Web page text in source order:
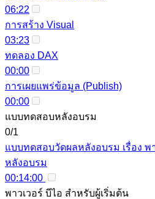
06:22
การสร้าง Visual
03:23
ทดลอง DAX
00:00
การเผยแพร่ข้อมูล (Publish)
00:00
แบบทดสอบหลังอบรม
0/1
แบบทดสอบวัดผลหลังอบรม เรื่อง พ
หลังอบรม
00:14:00
พาวเวอร์ บีไอ สำหรับผู้เริ่มต้น